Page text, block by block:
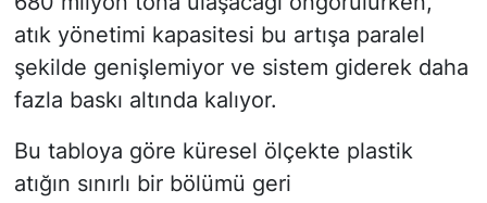
atık yönetimi kapasitesi bu artışa paralel
şekilde genişlemiyor ve sistem giderek daha
fazla baskı altında kalıyor.
Bu tabloya göre küresel ölçekte plastik
atığın sınırlı bir bölümü geri